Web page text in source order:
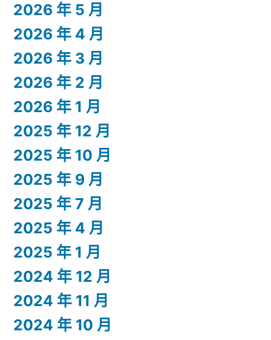
2026 年 5 月
2026 年 4 月
2026 年 3 月
2026 年 2 月
2026 年 1 月
2025 年 12 月
2025 年 10 月
2025 年 9 月
2025 年 7 月
2025 年 4 月
2025 年 1 月
2024 年 12 月
2024 年 11 月
2024 年 10 月